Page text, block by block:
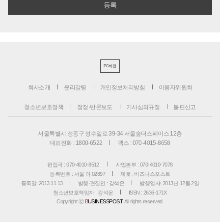
PC버전
회사소개 윤리강령 개인정보처리방침 이용자위원회
청소년보호정책 정정·반론보도 기사심의규정 불편신고
서울특별시 성동구 성수일로 39-34 서울숲더스페이스 12층
대표전화 : 1800-6522
팩스 : 070-4015-8658
편집국 : 070-4010-8512
사업본부 : 070-4010-7078
등록번호 : 서울 아 02897
제호 : 비즈니스포스트
등록일: 2013.11.13
발행·편집인 : 강석운
발행일자: 2013년 12월 2일
청소년보호책임자 : 강석운
ISSN : 2636-171X
Copyright ⓒ BUSINESSPOST. All rights reserved.